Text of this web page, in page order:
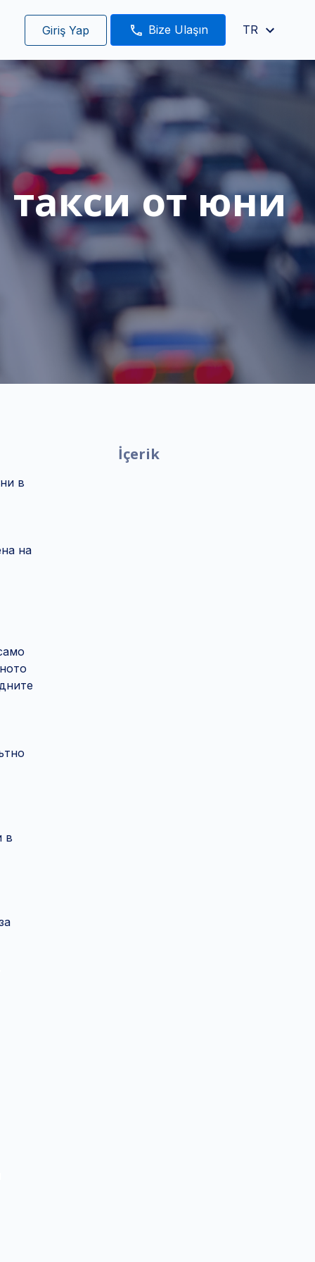
Giriş Yap Bize Ulaşın TR
такси от юни
İçerik
в
на
в